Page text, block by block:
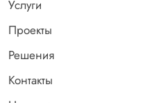
Услуги
Проекты
Решения
Контакты